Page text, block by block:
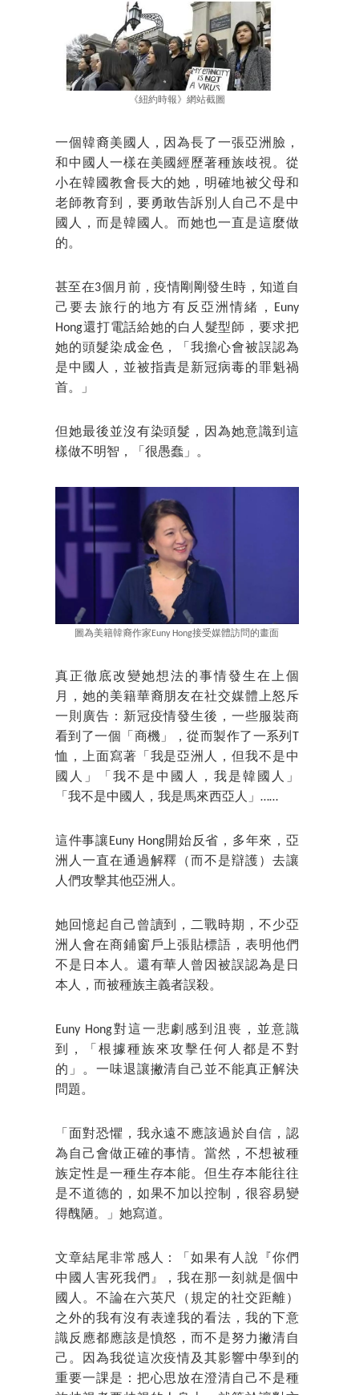
《紐約時報》網站截圖
一個韓裔美國人，因為長了一張亞洲臉，
和中國人一樣在美國經歷著種族歧視。從
小在韓國教會長大的她，明確地被父母和
老師教育到，要勇敢告訴別人自己不是中
國人，而是韓國人。而她也一直是這麼做
的。
甚至在3個月前，疫情剛剛發生時，知道自
己要去旅行的地方有反亞洲情緒，Euny
Hong還打電話給她的白人髮型師，要求把
她的頭髮染成金色，「我擔心會被誤認為
是中國人，並被指責是新冠病毒的罪魁禍
首。」
但她最後並沒有染頭髮，因為她意識到這
樣做不明智，「很愚蠢」。
圖為美籍韓裔作家Euny Hong接受媒體訪問的畫面
真正徹底改變她想法的事情發生在上個
月，她的美籍華裔朋友在社交媒體上怒斥
一則廣告：新冠疫情發生後，一些服裝商
看到了一個「商機」，從而製作了一系列T
恤，上面寫著「我是亞洲人，但我不是中
國人」「我不是中國人，我是韓國人」
「我不是中國人，我是馬來西亞人」……
這件事讓Euny Hong開始反省，多年來，亞
洲人一直在通過解釋（而不是辯護）去讓
人們攻擊其他亞洲人。
她回憶起自己曾讀到，二戰時期，不少亞
洲人會在商鋪窗戶上張貼標語，表明他們
不是日本人。還有華人曾因被誤認為是日
本人，而被種族主義者誤殺。
Euny Hong對這一悲劇感到沮喪，並意識
到，「根據種族來攻擊任何人都是不對
的」。一味退讓撇清自己並不能真正解決
問題。
「面對恐懼，我永遠不應該過於自信，認
為自己會做正確的事情。當然，不想被種
族定性是一種生存本能。但生存本能往往
是不道德的，如果不加以控制，很容易變
得醜陋。」她寫道。
文章結尾非常感人：「如果有人說『你們
中國人害死我們』，我在那一刻就是個中
國人。不論在六英尺（規定的社交距離）
之外的我有沒有表達我的看法，我的下意
識反應都應該是憤怒，而不是努力撇清自
己。因為我從這次疫情及其影響中學到的
重要一課是：把心思放在澄清自己不是種